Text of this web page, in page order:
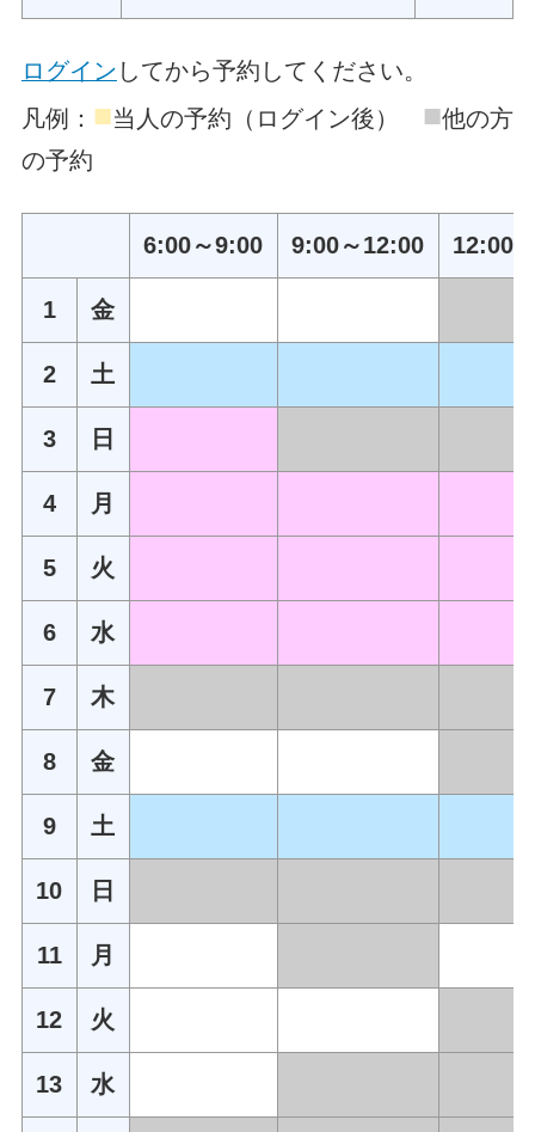
ログイン してから予約してください。
凡例： ■当人の予約（ログイン後） ■他の方
の予約
6:00～9:00 9:00～12:00 12:00
1 金
2 土
3 日
4 月
5 火
6 水
7 木
8 金
9 土
10 日
11 月
12 火
13 水